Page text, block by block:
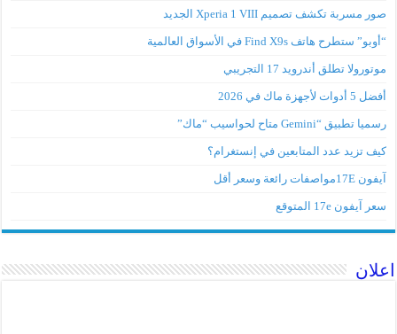
صور مسربة تكشف تصميم Xperia 1 VIII الجديد
“أوبو” ستطرح هاتف Find X9s في الأسواق العالمية
موتورولا تطلق أندرويد 17 التجريبي
أفضل 5 أدوات لأجهزة ماك في 2026
رسميا تطبيق “Gemini متاح لحواسيب “ماك”
كيف تزيد عدد المتابعين في إنستغرام؟
آيفون 17Eمواصفات رائعة وسعر أقل
سعر آيفون 17e المتوقع
اعلان